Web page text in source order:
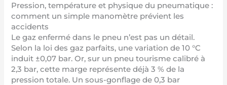
Pression, température et physique du pneumatique :
comment un simple manomètre prévient les
accidents
Le gaz enfermé dans le pneu n’est pas un détail.
Selon la loi des gaz parfaits, une variation de 10 °C
induit ±0,07 bar. Or, sur un pneu tourisme calibré à
2,3 bar, cette marge représente déjà 3 % de la
pression totale. Un sous-gonflage de 0,3 bar